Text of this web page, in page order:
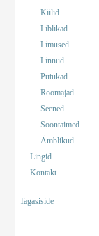
Kiilid
Liblikad
Limused
Linnud
Putukad
Roomajad
Seened
Soontaimed
Ämblikud
Lingid
Kontakt
Tagasiside